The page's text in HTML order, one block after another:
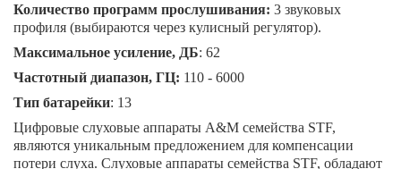
Количество программ прослушивания: 3 звуковых
профиля (выбираются через кулисный регулятор).
Максимальное усиление, ДБ: 62
Частотный диапазон, ГЦ: 110 - 6000
Тип батарейки: 13
Цифровые слуховые аппараты A&M семейства STF,
являются уникальным предложением для компенсации
потери слуха. Слуховые аппараты семейства STF, обладают